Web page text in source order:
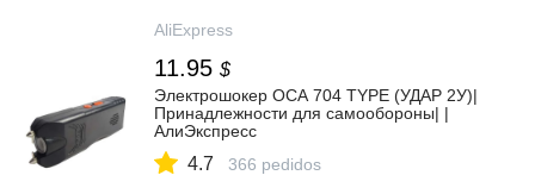
AliExpress
11.95 $
Электрошокер ОСА 704 TYPE (УДАР 2У)|
Принадлежности для самообороны| |
АлиЭкспресс
4.7 366 pedidos